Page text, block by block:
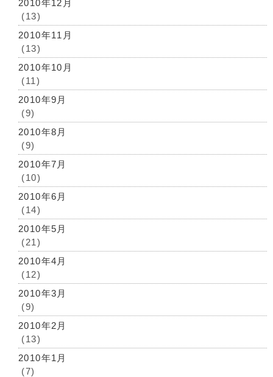
2010年12月
(13)
2010年11月
(13)
2010年10月
(11)
2010年9月
(9)
2010年8月
(9)
2010年7月
(10)
2010年6月
(14)
2010年5月
(21)
2010年4月
(12)
2010年3月
(9)
2010年2月
(13)
2010年1月
(7)